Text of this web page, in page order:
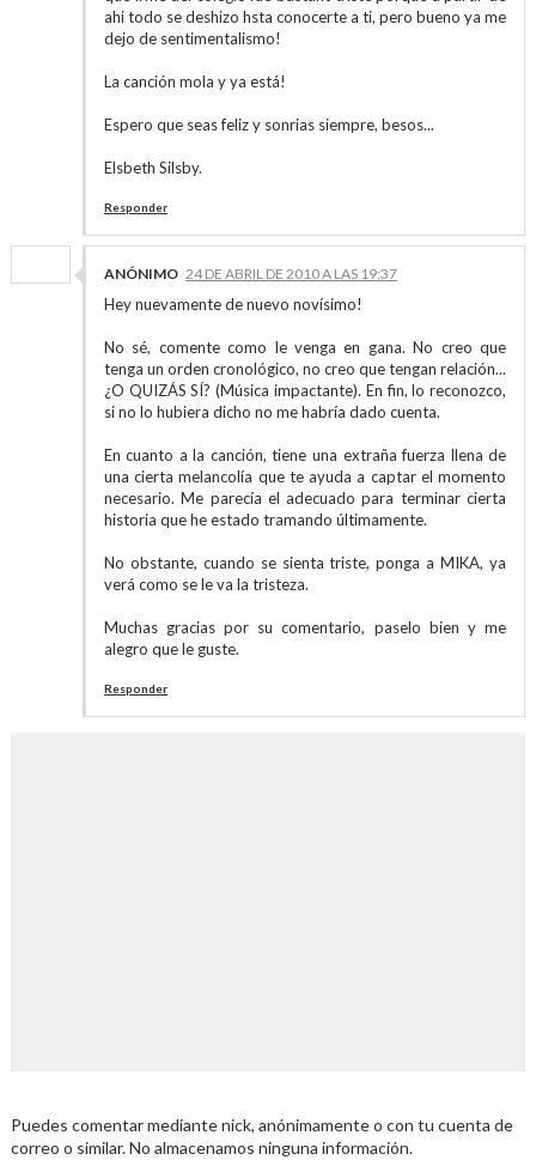
ahi todo se deshizo hsta conocerte a ti, pero bueno ya me
dejo de sentimentalismo!
La canción mola y ya está!
Espero que seas feliz y sonrias siempre, besos...
Elsbeth Silsby.
Responder
ANÓNIMO 24 DE ABRIL DE 2010 A LAS 19:37
Hey nuevamente de nuevo novísimo!
No sé, comente como le venga en gana. No creo que
tenga un orden cronológico, no creo que tengan relación...
¿O QUIZÁS SÍ? (Música impactante). En fin, lo reconozco,
si no lo hubiera dicho no me habría dado cuenta.
En cuanto a la canción, tiene una extraña fuerza llena de
una cierta melancolía que te ayuda a captar el momento
necesario. Me parecía el adecuado para terminar cierta
historia que he estado tramando últimamente.
No obstante, cuando se sienta triste, ponga a MIKA, ya
verá como se le va la tristeza.
Muchas gracias por su comentario, paselo bien y me
alegro que le guste.
Responder
Puedes comentar mediante nick, anónimamente o con tu cuenta de
correo o similar. No almacenamos ninguna información.